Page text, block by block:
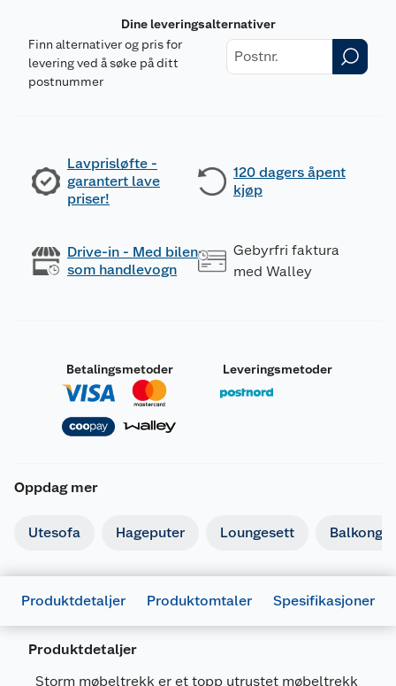
Dine leveringsalternativer
Finn alternativer og pris for
levering ved å søke på ditt
postnummer
Lavprisløfte -
garantert lave
priser!
120 dagers åpent
kjøp
Drive-in - Med bilen
som handlevogn
Gebyrfri faktura
med Walley
Betalingsmetoder Leveringsmetoder
Oppdag mer
Utesofa Hageputer Loungesett
Produktdetaljer Produktomtaler Spesifikasjoner
Produktdetaljer
Storm møbeltrekk er et topp utrustet møbeltrekk